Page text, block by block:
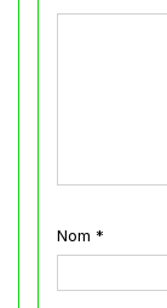
Nom *